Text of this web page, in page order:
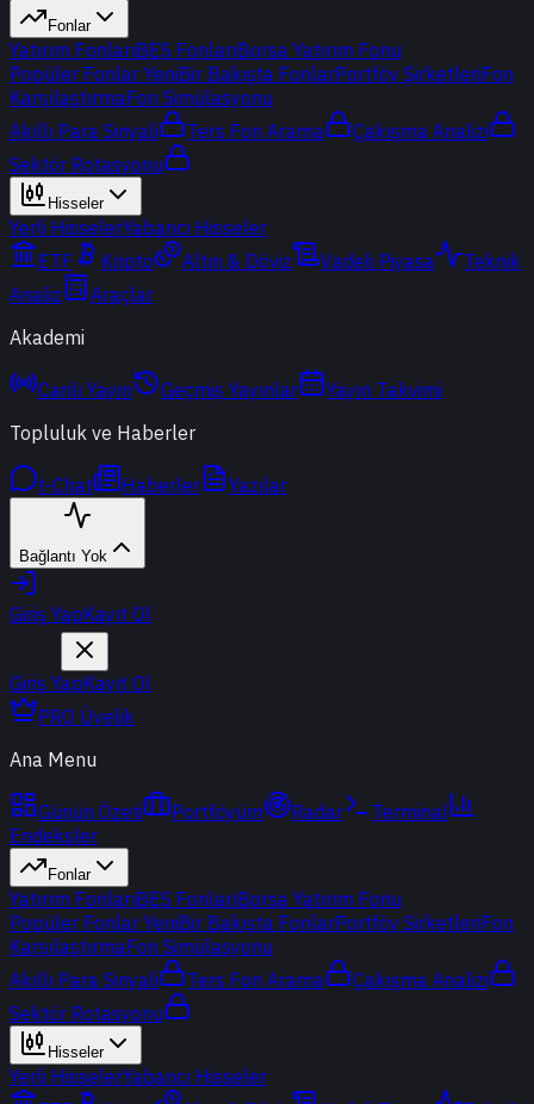
Fonlar
Yatırım FonlarıBES FonlarıBorsa Yatırım Fonu
Popüler Fonlar YeniBir Bakışta FonlarPortföy ŞirketleriFon
KarşılaştırmaFon Simülasyonu
Akıllı Para Sinyali
Ters Fon Arama
Çakışma Analizi
Sektör Rotasyonu
Hisseler
Yerli HisselerYabancı Hisseler
ETF
Kripto Altın & Döviz Vadeli Piyasa
Teknik
Analiz
Araçlar
Akademi
Canlı Yayın Geçmiş Yayınlar
Yayın Takvimi
Topluluk ve Haberler
t-Chat Haberler Yazılar
Bağlantı Yok
Giriş YapKayıt Ol
Giriş YapKayıt Ol
PRO Üyelik
Ana Menu
Günün Özeti Portföyüm Radar
Terminal
Endeksler
Fonlar
Yatırım FonlarıBES FonlarıBorsa Yatırım Fonu
Popüler Fonlar YeniBir Bakışta FonlarPortföy ŞirketleriFon
KarşılaştırmaFon Simülasyonu
Akıllı Para Sinyali
Ters Fon Arama
Çakışma Analizi
Sektör Rotasyonu
Hisseler
Yerli HisselerYabancı Hisseler